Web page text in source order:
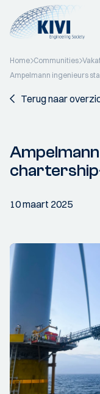
Home Communities
Ampelmann ingenieurs
Terug naar
10 maart 2025